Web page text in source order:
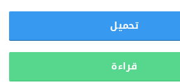
تحميل
قراءة